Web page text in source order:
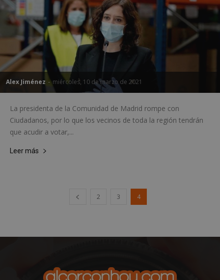
Alex Jiménez - miércoles, 10 de marzo de 2021
La presidenta de la Comunidad de Madrid rompe con
Ciudadanos, por lo que los vecinos de toda la región tendrán
que acudir a votar,...
Leer más
2 3 4
VISITOR_PRIVACY_METADATA
YouTube